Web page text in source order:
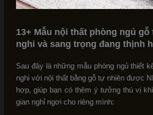
13+ Mẫu nội thất phòng ngủ
nghi và sang trọng đang thịnh
Sau đây là những mẫu phòng ngủ thiết
nghi với nội thất bằng gỗ tự nhiên được
hợp, giúp bạn có thêm ý tưởng thú vị
gian nghỉ ngơi cho riêng mình: